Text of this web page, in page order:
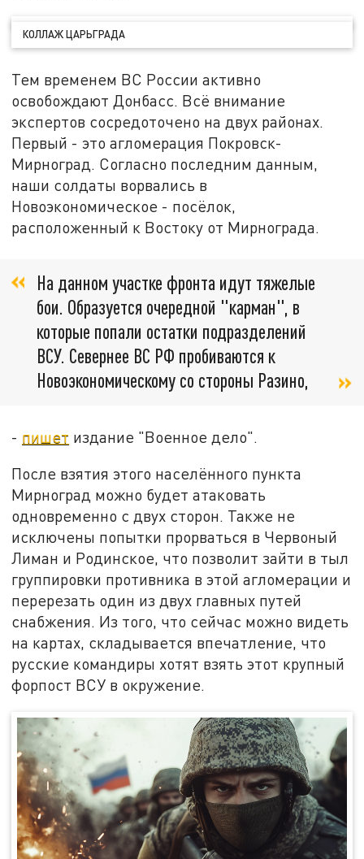
КОЛЛАЖ ЦАРЬГРАДА
Тем временем ВС России активно
освобождают Донбасс. Всё внимание
экспертов сосредоточено на двух районах.
Первый - это агломерация Покровск-
Мирноград. Согласно последним данным,
наши солдаты ворвались в
Новоэкономическое - посёлок,
расположенный к Востоку от Мирнограда.
На данном участке фронта идут тяжелые
бои. Образуется очередной "карман", в
которые попали остатки подразделений
ВСУ. Севернее ВС РФ пробиваются к
Новоэкономическому со стороны Разино,
- пишет издание "Военное дело".
После взятия этого населённого пункта
Мирноград можно будет атаковать
одновременно с двух сторон. Также не
исключены попытки прорваться в Червоный
Лиман и Родинское, что позволит зайти в тыл
группировки противника в этой агломерации и
перерезать один из двух главных путей
снабжения. Из того, что сейчас можно видеть
на картах, складывается впечатление, что
русские командиры хотят взять этот крупный
форпост ВСУ в окружение.